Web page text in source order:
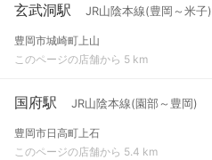
玄武洞駅 JR山陰本線(豊岡～米子)
豊岡市城崎町上山
このページの店舗から 5 km
国府駅 JR山陰本線(園部～豊岡)
豊岡市日高町上石
このページの店舗から 5.4 km